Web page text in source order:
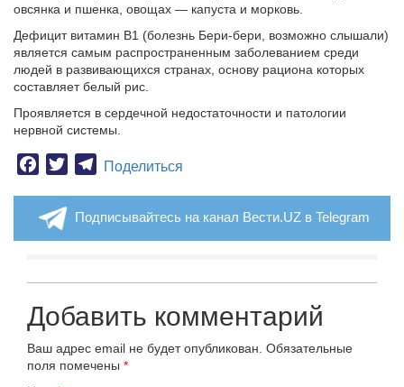
овсянка и пшенка, овощах — капуста и морковь.
Дефицит витамин B1 (болезнь Бери-бери, возможно слышали)
является самым распространенным заболеванием среди
людей в развивающихся странах, основу рациона которых
составляет белый рис.
Проявляется в сердечной недостаточности и патологии
нервной системы.
Facebook
TwitterTelegram
Поделиться
Подписывайтесь на канал Вести.UZ в Telegram
Добавить комментарий
Ваш адрес email не будет опубликован. Обязательные
поля помечены *